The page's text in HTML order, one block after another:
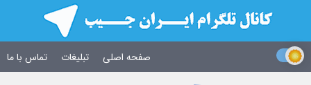
صفحه اصلی تبلیغات تماس با ما